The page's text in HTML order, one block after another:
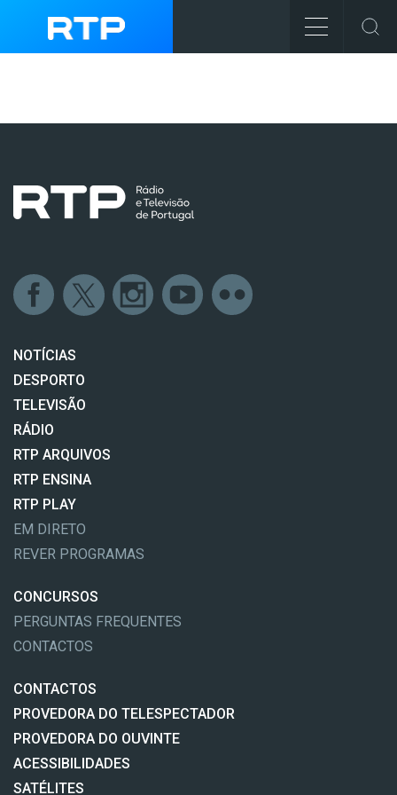
NOTÍCIAS
DESPORTO
TELEVISÃO
RÁDIO
RTP ARQUIVOS
RTP ENSINA
RTP PLAY
EM DIRETO
REVER PROGRAMAS
CONCURSOS
PERGUNTAS FREQUENTES
CONTACTOS
CONTACTOS
PROVEDORA DO TELESPECTADOR
PROVEDORA DO OUVINTE
ACESSIBILIDADES
SATÉLITES